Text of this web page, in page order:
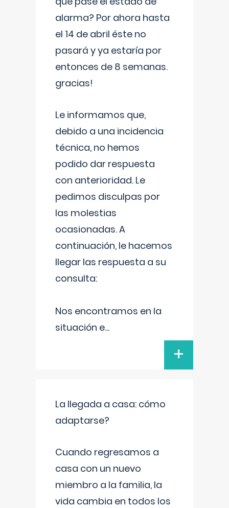
alarma? Por ahora hasta
el 14 de abril éste no
pasará y ya estaría por
entonces de 8 semanas.
gracias!
Le informamos que,
debido a una incidencia
técnica, no hemos
podido dar respuesta
con anterioridad. Le
pedimos disculpas por
las molestias
ocasionadas. A
continuación, le hacemos
llegar las respuesta a su
consulta:
Nos encontramos en la
situación e...
+
La llegada a casa: cómo
adaptarse?
Cuando regresamos a
casa con un nuevo
miembro a la familia, la
vida cambia en todos los